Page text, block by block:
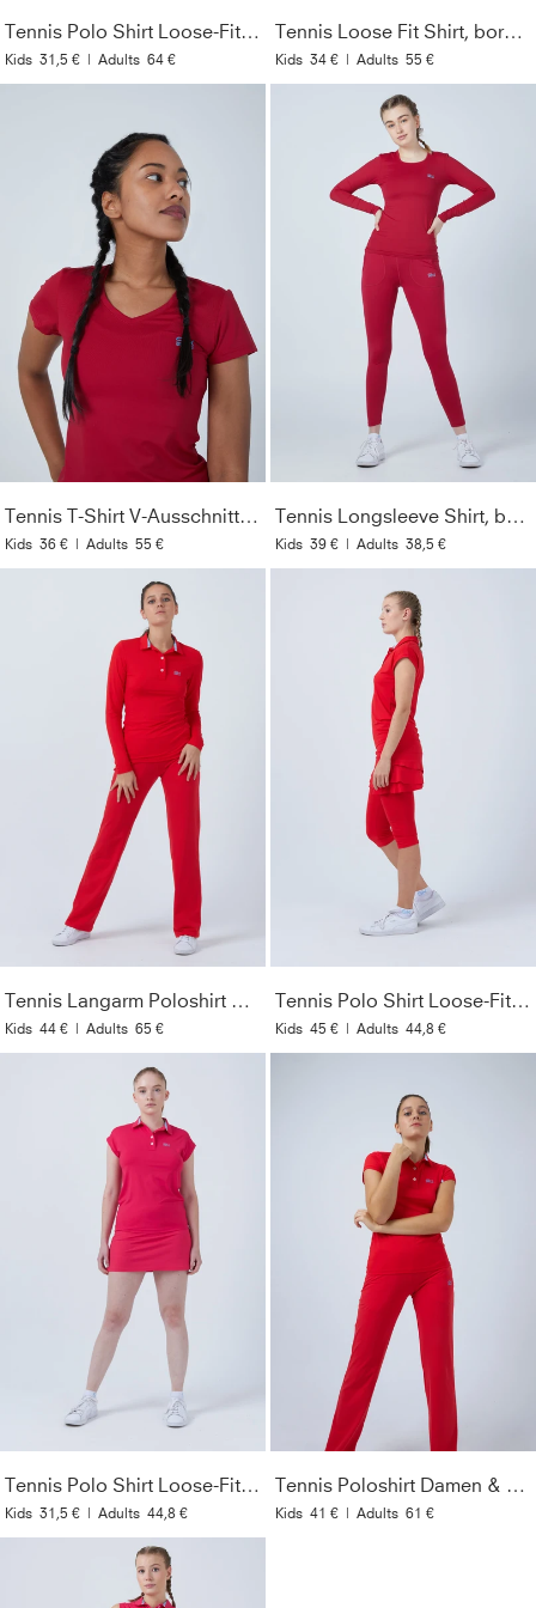
Tennis Polo Shirt Loose-Fit, bordeaux rot
Kids 31,5 € | Adults 64 €
Tennis Loose Fit Shirt, bordeaux rot
Kids 34 € | Adults 55 €
Tennis T-Shirt V-Ausschnitt Damen & Mädchen, bordeaux rot
Kids 36 € | Adults 55 €
Tennis Longsleeve Shirt, bordeaux rot
Kids 39 € | Adults 38,5 €
Tennis Langarm Poloshirt Damen & Mädchen, rot
Kids 44 € | Adults 65 €
Tennis Polo Shirt Loose-Fit, rot
Kids 45 € | Adults 44,8 €
Tennis Polo Shirt Loose-Fit, pink
Kids 31,5 € | Adults 44,8 €
Tennis Poloshirt Damen & Mädchen, rot
Kids 41 € | Adults 61 €